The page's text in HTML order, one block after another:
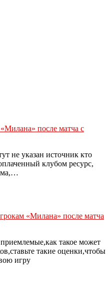
после матча с
не указан источник кто
клубом ресурс,
«Милана» после матча
такое может
такие оценки,чтобы
игру